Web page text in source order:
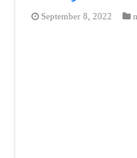
September 8, 2022